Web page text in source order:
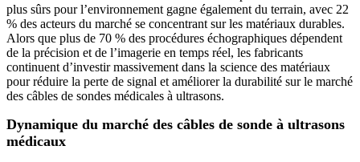
plus sûrs pour l’environnement gagne également du terrain, avec 22
% des acteurs du marché se concentrant sur les matériaux durables.
Alors que plus de 70 % des procédures échographiques dépendent
de la précision et de l’imagerie en temps réel, les fabricants
continuent d’investir massivement dans la science des matériaux
pour réduire la perte de signal et améliorer la durabilité sur le marché
des câbles de sondes médicales à ultrasons.
Dynamique du marché des câbles de sonde à ultrasons
médicaux